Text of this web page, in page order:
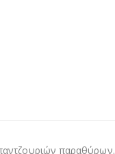
παραθύρων.